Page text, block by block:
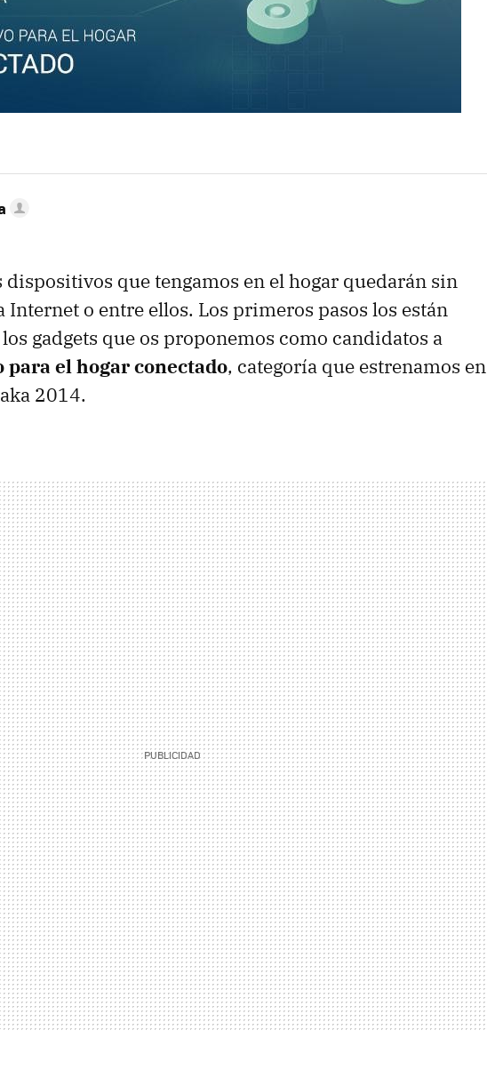
dispositivos que tengamos en el hogar quedarán sin
Internet o entre ellos. Los primeros pasos los están
gadgets que os proponemos como candidatos a
el hogar conectado, categoría que estrenamos en
2014.